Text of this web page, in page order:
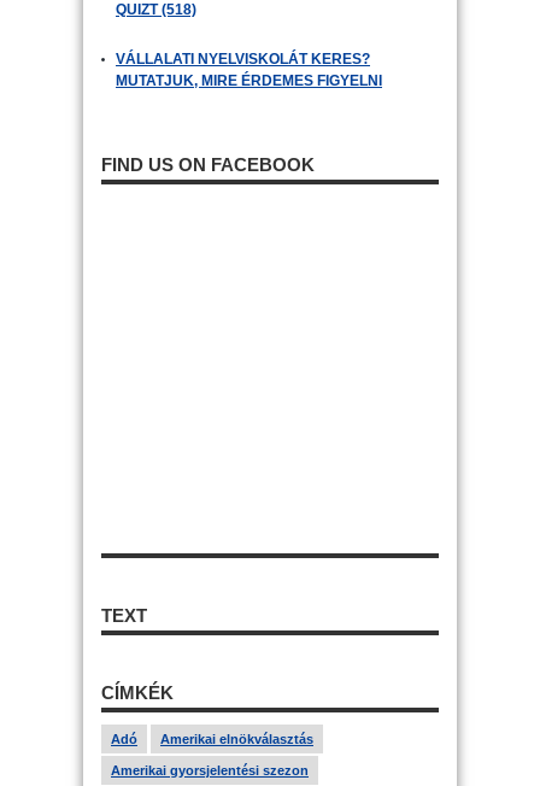
QUIZT (518)
VÁLLALATI NYELVISKOLÁT KERES?
MUTATJUK, MIRE ÉRDEMES FIGYELNI
FIND US ON FACEBOOK
TEXT
CÍMKÉK
Adó Amerikai elnökválasztás
Amerikai gyorsjelentési szezon